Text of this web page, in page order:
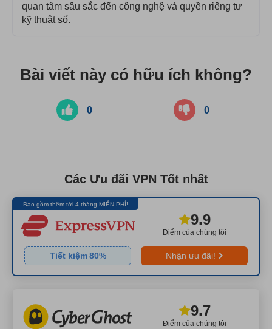
quan tâm sâu sắc đến công nghệ và quyền riêng tư
kỹ thuật số.
Bài viết này có hữu ích không?
0 0
Các Ưu đãi VPN Tốt nhất
Bao gồm thêm tới 4 tháng MIỄN PHÍ!
Điểm của chúng tôi
9.9
Tiết kiệm 80% Nhận ưu đãi!
Điểm của chúng tôi
9.7